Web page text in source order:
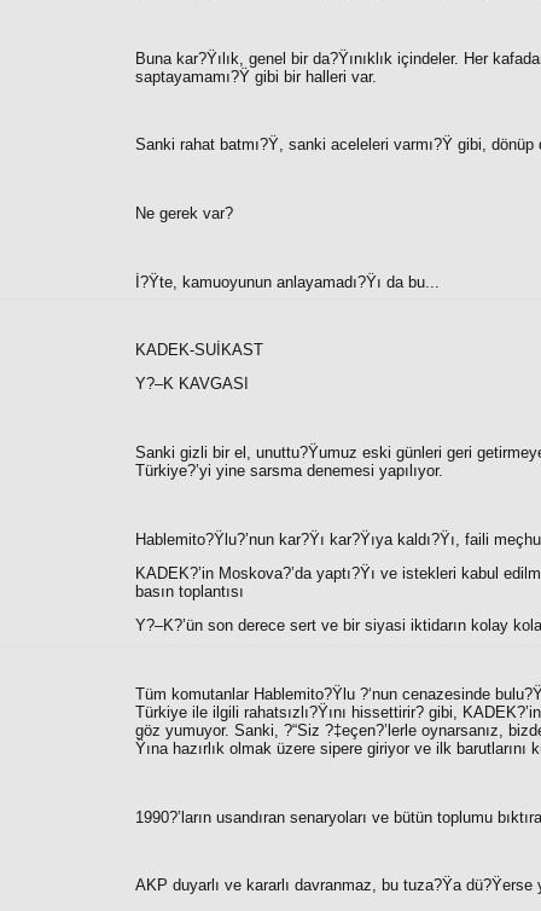
Buna kar?Ÿılık, genel bir da?Ÿınıklık içindeler. Her
saptayamamı?Ÿ gibi bir halleri var.
Sanki rahat batmı?Ÿ, sanki aceleleri varmı?Ÿ gibi, dönüp
Ne gerek var?
İ?Ÿte, kamuoyunun anlayamadı?Ÿı da bu...
KADEK-SUİKAST
Y?–K KAVGASI
Sanki gizli bir el, unuttu?Ÿumuz eski günleri geri
Türkiye?’yi yine sarsma denemesi yapılıyor.
Hablemito?Ÿlu?’nun kar?Ÿı kar?Ÿıya kaldı?Ÿı, faili
KADEK?’in Moskova?’da yaptı?Ÿı ve istekleri kabul
basın toplantısı
Y?–K?’ün son derece sert ve bir siyasi iktidarın kolay
Tüm komutanlar Hablemito?Ÿlu ?‘nun cenazesinde
Türkiye ile ilgili rahatsızlı?Ÿını hissettirir? gibi,
göz yumuyor. Sanki, ?“Siz ?‡eçen?’lerle oynarsanız,
Ÿına hazırlık olmak üzere sipere giriyor ve ilk barutlarını
1990?’ların usandıran senaryoları ve bütün toplumu
AKP duyarlı ve kararlı davranmaz, bu tuza?Ÿa dü?Ÿerse